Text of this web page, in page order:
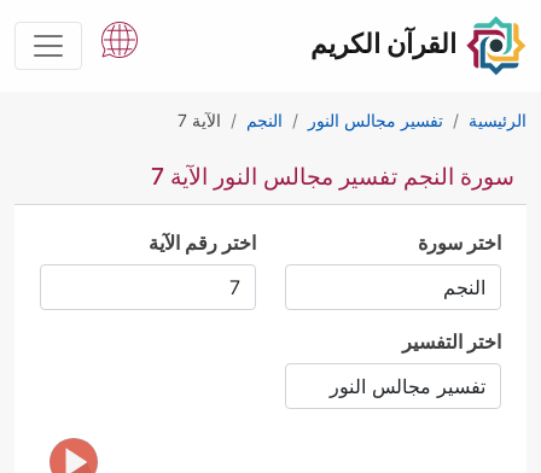
القرآن الكريم
الرئيسية تفسير مجالس النور النجم الآية 7
سورة النجم تفسير مجالس النور الآية 7
اختر سورة اختر رقم الآية
اختر التفسير